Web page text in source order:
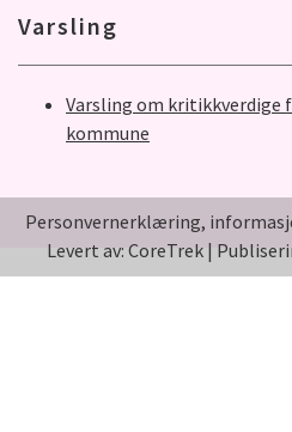
Varsling
Varsling om kritikkverdige
kommune
Personvernerklæring,
Levert av: CoreTrek |